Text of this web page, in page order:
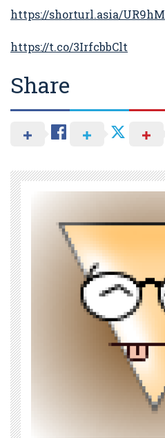
https://shorturl.asia/UR9hM
https://t.co/3IrfcbbClt
Share